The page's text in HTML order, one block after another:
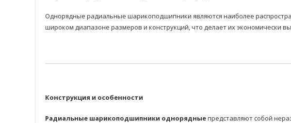
Однорядные радиальные шарикоподшипники являются наиболее
широком диапазоне размеров и конструкций, что делает их экономически
Конструкция и особенности
Радиальные шарикоподшипники однорядныепредставляют собой